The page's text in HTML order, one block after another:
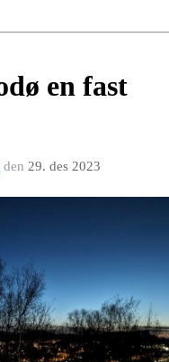
en fast
den 29. des 2023